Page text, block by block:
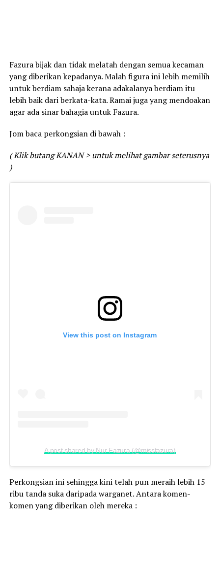
Fazura bijak dan tidak melatah dengan semua kecaman
yang diberikan kepadanya. Malah figura ini lebih memilih
untuk berdiam sahaja kerana adakalanya berdiam itu
lebih baik dari berkata-kata. Ramai juga yang mendoakan
agar ada sinar bahagia untuk Fazura.
Jom baca perkongsian di bawah :
( Klik butang KANAN > untuk melihat gambar seterusnya
)
View this post on Instagram
A post shared by Nur Fazura (@missfazura)
Perkongsian ini sehingga kini telah pun meraih lebih 15
ribu tanda suka daripada warganet. Antara komen-
komen yang diberikan oleh mereka :